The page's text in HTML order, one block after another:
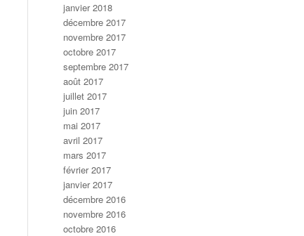
janvier 2018
décembre 2017
novembre 2017
octobre 2017
septembre 2017
août 2017
juillet 2017
juin 2017
mai 2017
avril 2017
mars 2017
février 2017
janvier 2017
décembre 2016
novembre 2016
octobre 2016